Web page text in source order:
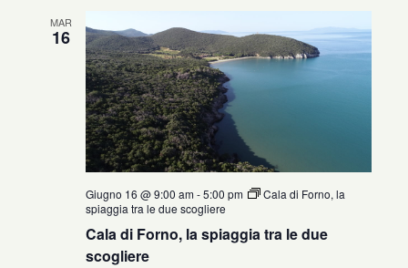
MAR
16
Giugno 16 @ 9:00 am-5:00 pm
Cala di Forno, la
spiaggia tra le due scogliere
Cala di Forno, la spiaggia tra le due
scogliere